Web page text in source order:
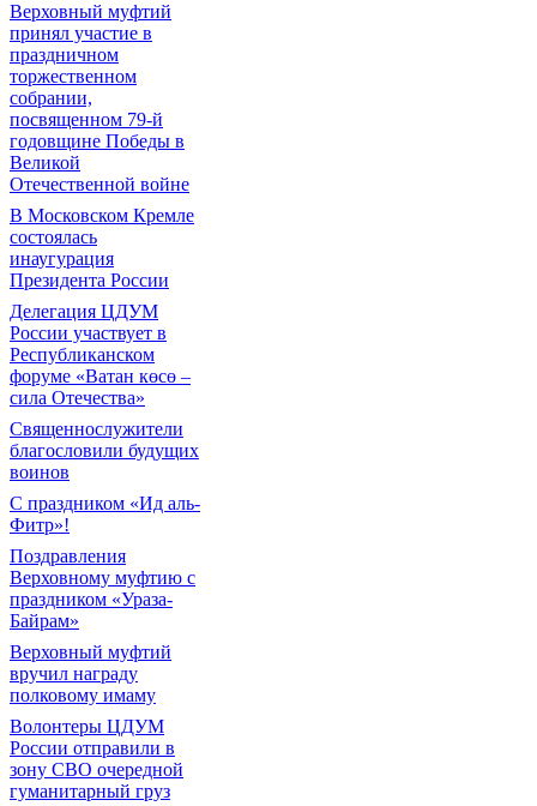
Верховный муфтий
принял участие в
праздничном
торжественном
собрании,
посвященном 79-й
годовщине Победы в
Великой
Отечественной войне
В Московском Кремле
состоялась
инаугурация
Президента России
Делегация ЦДУМ
России участвует в
Республиканском
форуме «Ватан көсө –
сила Отечества»
Священнослужители
благословили будущих
воинов
С праздником «Ид аль-
Фитр»!
Поздравления
Верховному муфтию с
праздником «Ураза-
Байрам»
Верховный муфтий
вручил награду
полковому имаму
Волонтеры ЦДУМ
России отправили в
зону СВО очередной
гуманитарный груз